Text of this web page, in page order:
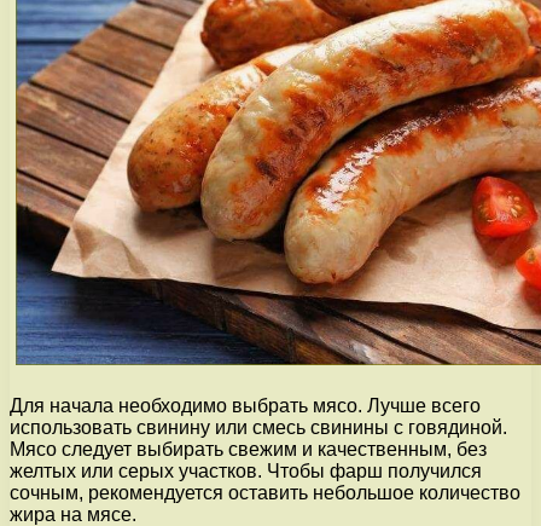
Для начала необходимо выбрать мясо. Лучше всего
использовать свинину или смесь свинины с говядиной.
Мясо следует выбирать свежим и качественным, без
желтых или серых участков. Чтобы фарш получился
сочным, рекомендуется оставить небольшое количество
жира на мясе.